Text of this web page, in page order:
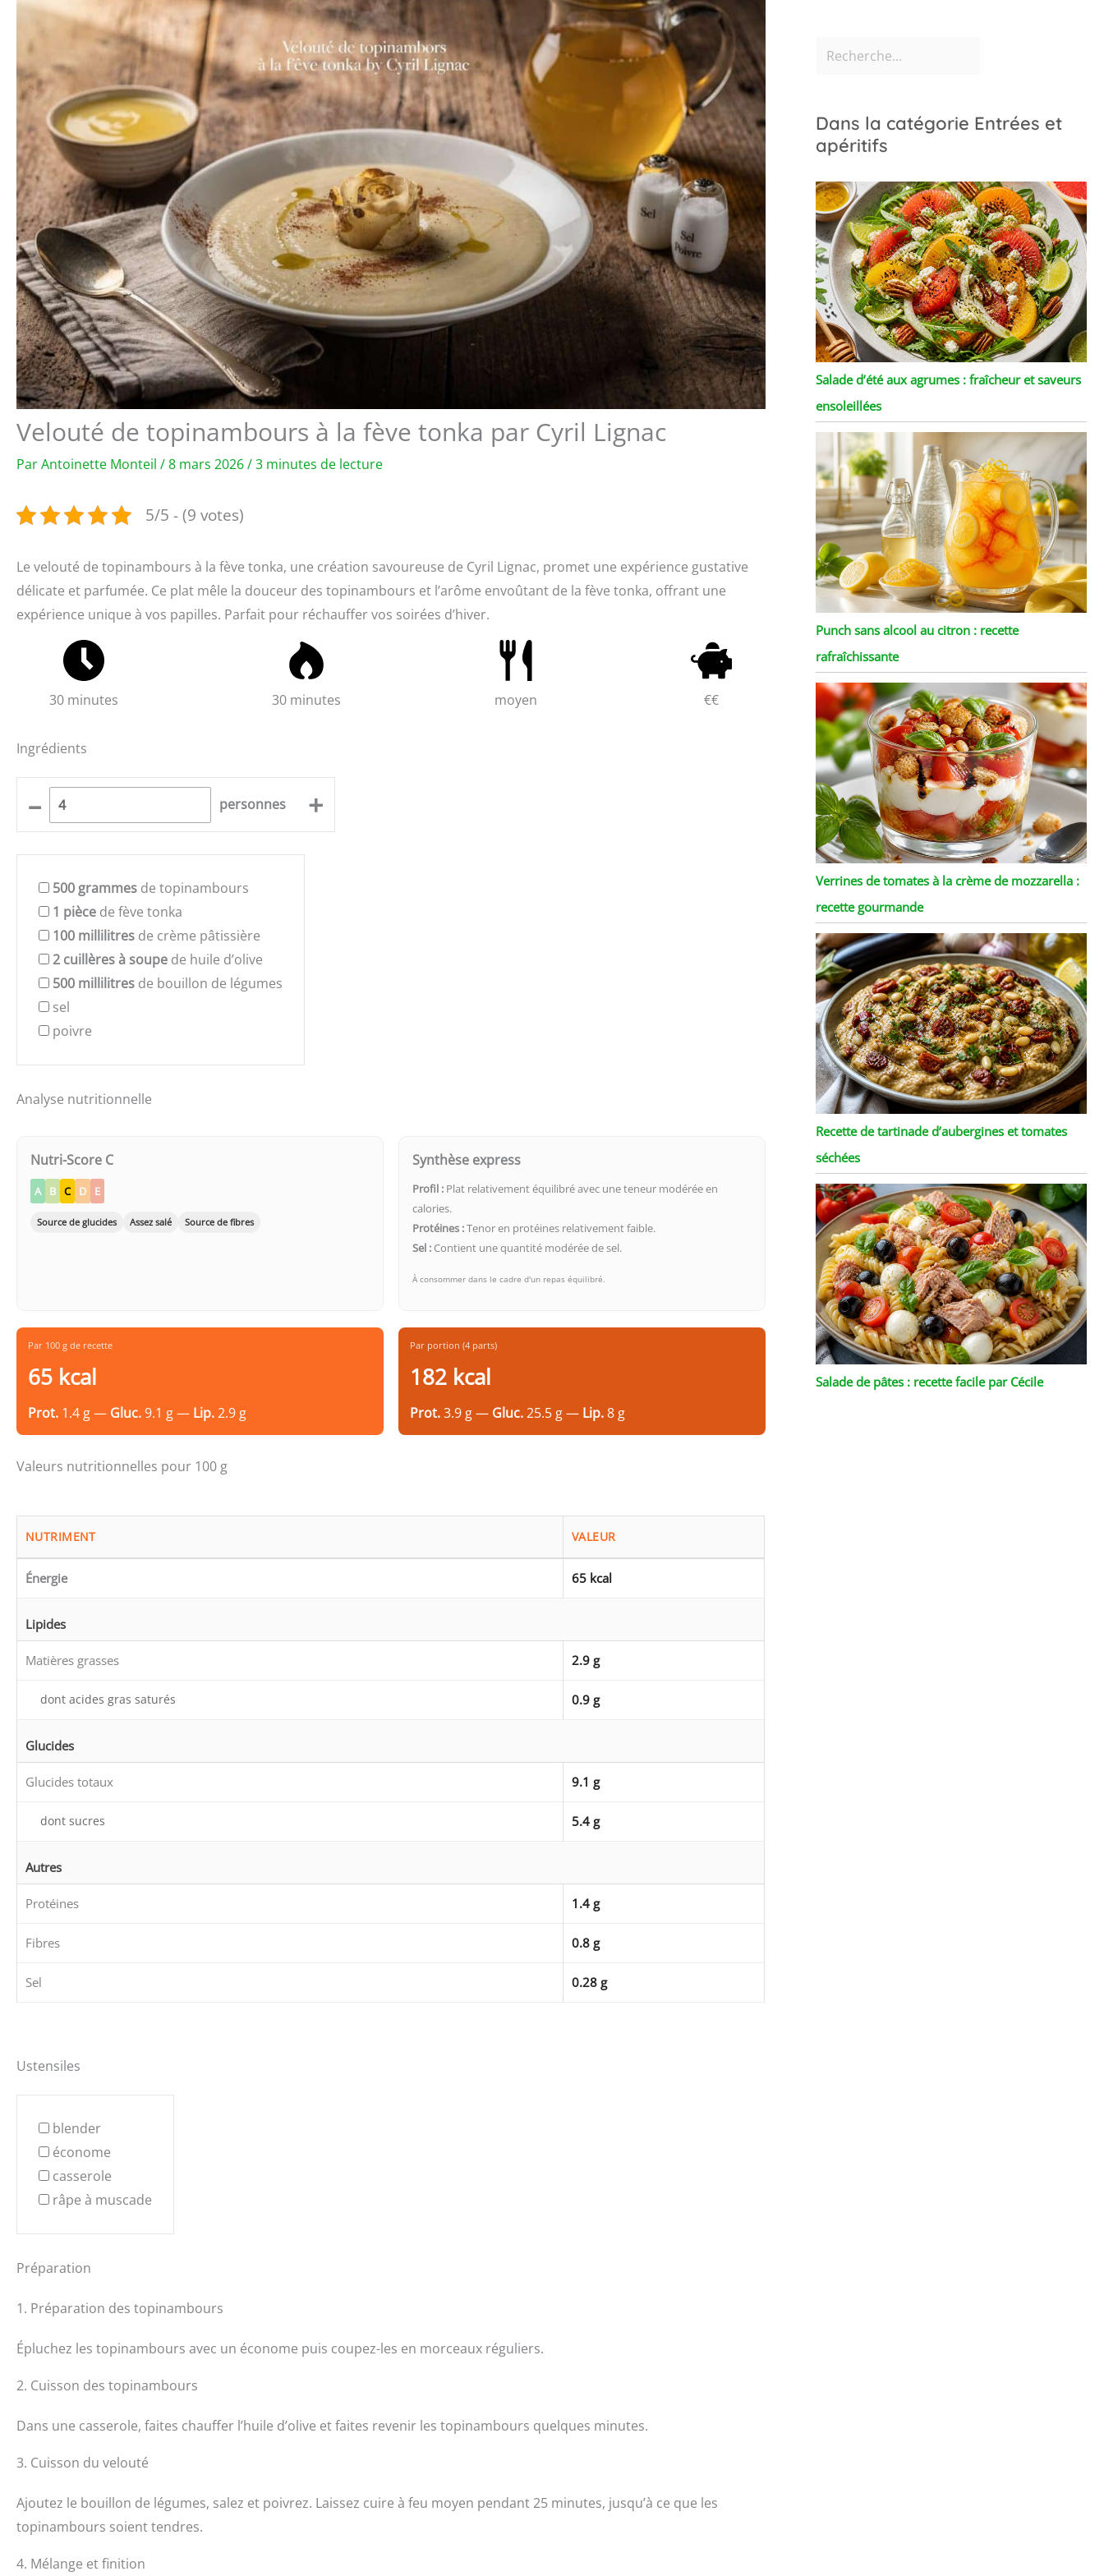
Velouté de topinambours à la fève tonka par Cyril Lignac
ParAntoinette Monteil /8 mars 2026/3 minutes de lecture
5/5 - (9 votes)
Le velouté de topinambours à la fève tonka, une création savoureuse de Cyril Lignac, promet une expérience gustative
délicate et parfumée. Ce plat mêle la douceur des topinambours et l’arôme envoûtant de la fève tonka, offrant une
expérience unique à vos papilles. Parfait pour réchauffer vos soirées d’hiver.
30 minutes 30 minutes moyen €€
Ingrédients
– personnes +
500 grammes de topinambours
1 pièce de fève tonka
100 millilitres de crème pâtissière
2 cuillères à soupe de huile d’olive
500 millilitres de bouillon de légumes
sel
poivre
Analyse nutritionnelle
Nutri-Score C
A B C D E
Source de glucides Assez salé Source de fibres
Synthèse express
Profil : Plat relativement équilibré avec une teneur modérée en
calories.
Protéines :Tenor en protéines relativement faible.
Sel : Contient une quantité modérée de sel.
À consommer dans le cadre d'un repas équilibré.
Par 100 g de recette
65 kcal
Prot. 1.4 g — Gluc.9.1 g — Lip.2.9 g
Par portion (4 parts)
182 kcal
Prot.3.9 g — Gluc.25.5 g — Lip.8 g
Valeurs nutritionnelles pour 100 g
NUTRIMENT VALEUR
Énergie 65 kcal
Lipides
Matières grasses 2.9 g
dont acides gras saturés 0.9 g
Glucides
Glucides totaux 9.1 g
dont sucres 5.4 g
Autres
Protéines 1.4 g
Fibres 0.8 g
Sel 0.28 g
Ustensiles
blender
économe
casserole
râpe à muscade
Préparation
1. Préparation des topinambours
Épluchez les topinambours avec un économe puis coupez-les en morceaux réguliers.
2. Cuisson des topinambours
Dans une casserole, faites chauffer l’huile d’olive et faites revenir les topinambours quelques minutes.
3. Cuisson du velouté
Ajoutez le bouillon de légumes, salez et poivrez. Laissez cuire à feu moyen pendant 25 minutes, jusqu’à ce que les
topinambours soient tendres.
4. Mélange et finition
Dans la catégorie Entrées et
apéritifs
Salade d’été aux agrumes : fraîcheur et saveurs
ensoleillées
Punch sans alcool au citron : recette
rafraîchissante
Verrines de tomates à la crème de mozzarella :
recette gourmande
Recette de tartinade d’aubergines et tomates
séchées
Salade de pâtes : recette facile par Cécile